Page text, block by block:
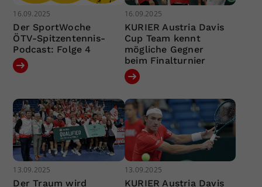
16.09.2025
Der SportWoche
ÖTV-Spitzentennis-
Podcast: Folge 4
16.09.2025
KURIER Austria Davis
Cup Team kennt
mögliche Gegner
beim Finalturnier
13.09.2025
Der Traum wird
13.09.2025
KURIER Austria Davis